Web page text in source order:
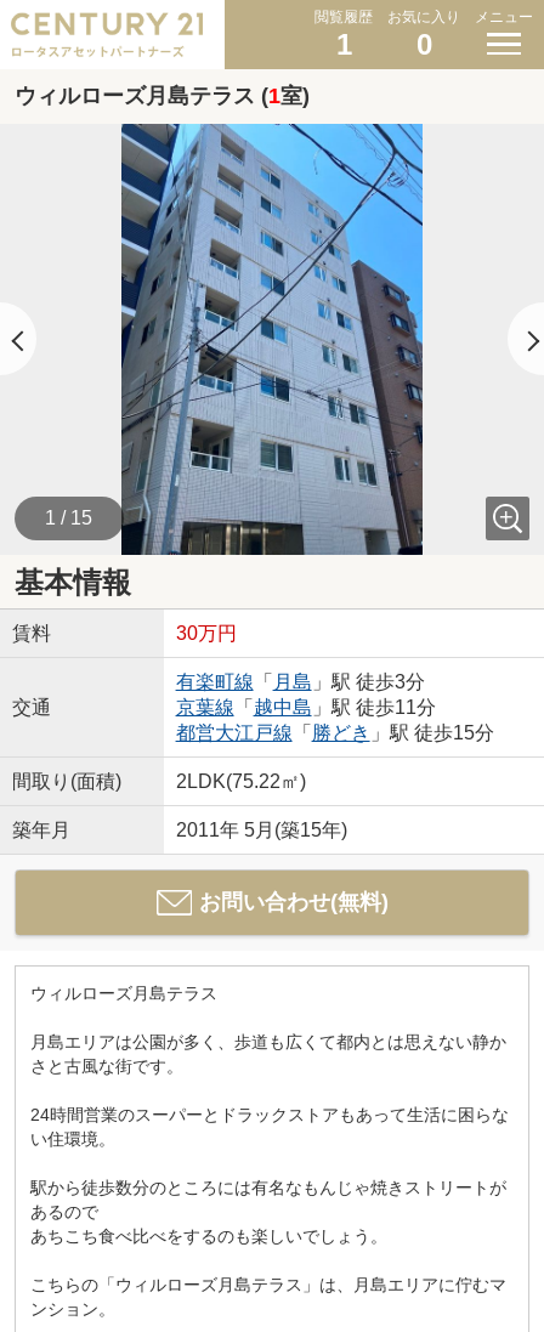
閲覧履歴
1
お気に入り
0
メニュー
ウィルローズ月島テラス (1室)
1 / 15
基本情報
賃料 30万円
交通
有楽町線 「 月島 」駅 徒歩3分
京葉線 「 越中島 」駅 徒歩11分
都営大江戸線 「 勝どき 」駅 徒歩15分
間取り(面積) 2LDK(75.22㎡)
築年月 2011年 5月(築15年)
お問い合わせ(無料)
ウィルローズ月島テラス
月島エリアは公園が多く、歩道も広くて都内とは思えない静か
さと古風な街です。
24時間営業のスーパーとドラックストアもあって生活に困らな
い住環境。
駅から徒歩数分のところには有名なもんじゃ焼きストリートが
あるので
あちこち食べ比べをするのも楽しいでしょう。
こちらの「ウィルローズ月島テラス」は、月島エリアに佇むマ
ンション。